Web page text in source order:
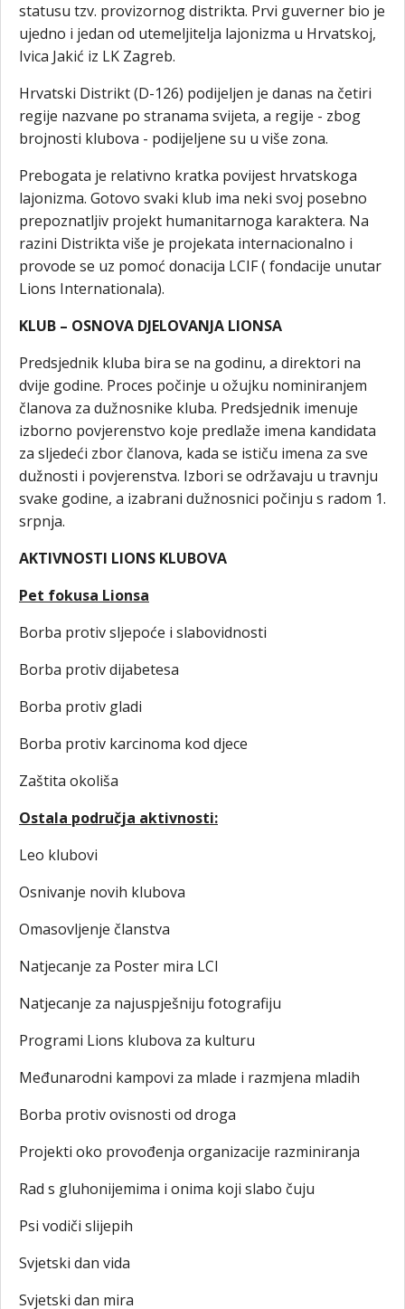
statusu tzv. provizornog distrikta. Prvi guverner bio je
ujedno i jedan od utemeljitelja lajonizma u Hrvatskoj,
Ivica Jakić iz LK Zagreb.
Hrvatski Distrikt (D-126) podijeljen je danas na četiri
regije nazvane po stranama svijeta, a regije - zbog
brojnosti klubova - podijeljene su u više zona.
Prebogata je relativno kratka povijest hrvatskoga
lajonizma. Gotovo svaki klub ima neki svoj posebno
prepoznatljiv projekt humanitarnoga karaktera. Na
razini Distrikta više je projekata internacionalno i
provode se uz pomoć donacija LCIF ( fondacije unutar
Lions Internationala).
KLUB – OSNOVA DJELOVANJA LIONSA
Predsjednik kluba bira se na godinu, a direktori na
dvije godine. Proces počinje u ožujku nominiranjem
članova za dužnosnike kluba. Predsjednik imenuje
izborno povjerenstvo koje predlaže imena kandidata
za sljedeći zbor članova, kada se ističu imena za sve
dužnosti i povjerenstva. Izbori se održavaju u travnju
svake godine, a izabrani dužnosnici počinju s radom 1.
srpnja.
AKTIVNOSTI LIONS KLUBOVA
Pet fokusa Lionsa
Borba protiv sljepoće i slabovidnosti
Borba protiv dijabetesa
Borba protiv gladi
Borba protiv karcinoma kod djece
Zaštita okoliša
Ostala područja aktivnosti:
Leo klubovi
Osnivanje novih klubova
Omasovljenje članstva
Natjecanje za Poster mira LCI
Natjecanje za najuspješniju fotografiju
Programi Lions klubova za kulturu
Međunarodni kampovi za mlade i razmjena mladih
Borba protiv ovisnosti od droga
Projekti oko provođenja organizacije razminiranja
Rad s gluhonijemima i onima koji slabo čuju
Psi vodiči slijepih
Svjetski dan vida
Svjetski dan mira